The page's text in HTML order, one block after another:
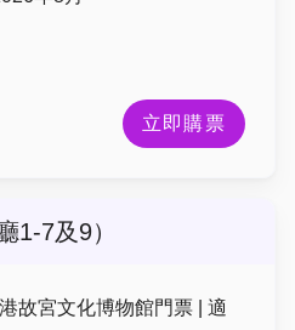
立即購票
1-7及9）
故宮文化博物館門票 | 適